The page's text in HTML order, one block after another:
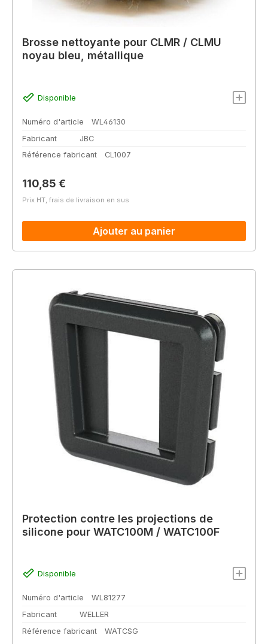
Brosse nettoyante pour CLMR / CLMU
noyau bleu, métallique
Disponible
Numéro d'article
WL46130
Fabricant
JBC
Référence fabricant
CL1007
Prix régulier :
110,85 €
Prix HT, frais de livraison en sus
Ajouter au panier
Protection contre les projections de
silicone pour WATC100M / WATC100F
Disponible
Numéro d'article
WL81277
Fabricant
WELLER
Référence fabricant
WATCSG